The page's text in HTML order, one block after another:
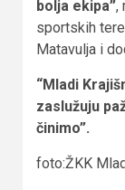
bolja ekipa”,
sportskih
Matavulja i
“Mladi
zaslužuju
činimo”.
foto:ŽKK